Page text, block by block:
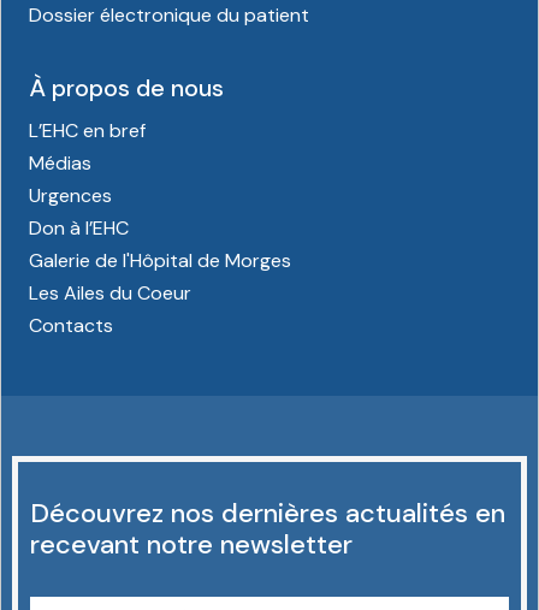
Dossier électronique du patient
À propos de nous
L’EHC en bref
Médias
Urgences
Don à l’EHC
Galerie de l'Hôpital de Morges
Les Ailes du Coeur
Contacts
Découvrez nos dernières actualités en
recevant notre newsletter